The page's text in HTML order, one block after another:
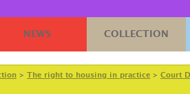
NEWS COLLECTION
> The right to housing in practice > Court